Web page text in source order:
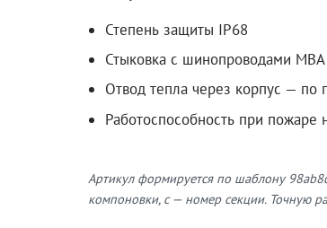
Степень защиты IP68
Стыковка с шинопроводами МВА
Отвод тепла через корпус — по
Работоспособность при
Артикул формируется по шаблону
компоновки, c — номер секции. Точную